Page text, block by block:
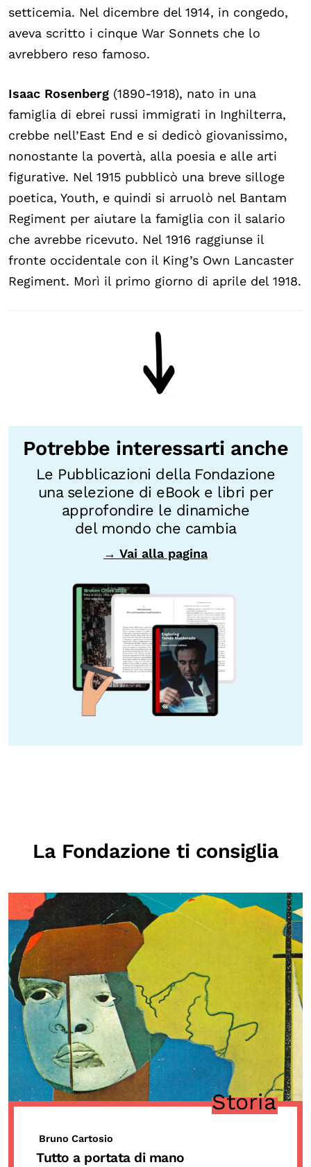
setticemia. Nel dicembre del 1914, in congedo,
aveva scritto i cinque War Sonnets che lo
avrebbero reso famoso.
Isaac Rosenberg (1890-1918), nato in una
famiglia di ebrei russi immigrati in Inghilterra,
crebbe nell’East End e si dedicò giovanissimo,
nonostante la povertà, alla poesia e alle arti
figurative. Nel 1915 pubblicò una breve silloge
poetica, Youth, e quindi si arruolò nel Bantam
Regiment per aiutare la famiglia con il salario
che avrebbe ricevuto. Nel 1916 raggiunse il
fronte occidentale con il King’s Own Lancaster
Regiment. Morì il primo giorno di aprile del 1918.
Potrebbe interessarti anche
Le Pubblicazioni della Fondazione
una selezione di eBook e libri per
approfondire le dinamiche
del mondo che cambia
→ Vai alla pagina
La Fondazione ti consiglia
Storia
Bruno Cartosio
Tutto a portata di mano